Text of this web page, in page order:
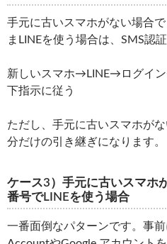
手元に古いスマホがない場合
まLINEを使う場合は、SMS認
新しいスマホ→LINE→ログイ
下指示に従う
ただし、手元に古いスマホが
分だけの引き継ぎになります。
ケース3）手元に古いスマホ
番号でLINEを使う場合
一番面倒なパターンです。事